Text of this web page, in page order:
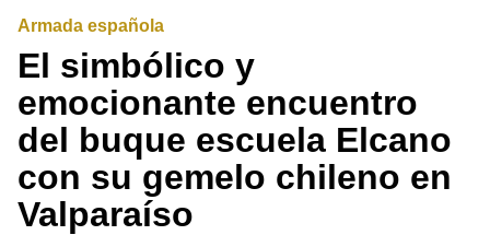
Armada española
El simbólico y
emocionante encuentro
del buque escuela Elcano
con su gemelo chileno en
Valparaíso